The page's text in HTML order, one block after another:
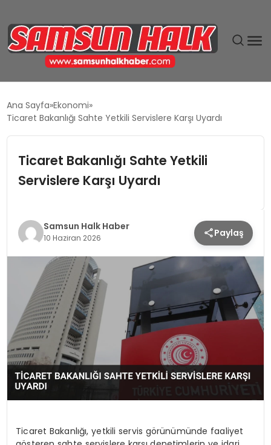
EKONOMI
MAGAZIN
SIYASET
SPOR
TEKNOLOJI
YAŞAM
Ana Sayfa Ekonomi
Ticaret Bakanlığı Sahte Yetkili Servislere Karşı Uyardı
Ticaret Bakanlığı Sahte Yetkili
Servislere Karşı Uyardı
Samsun Halk Haber
10 Haziran 2026 Paylaş
Ticaret Bakanlığı, yetkili servis görünümünde faaliyet